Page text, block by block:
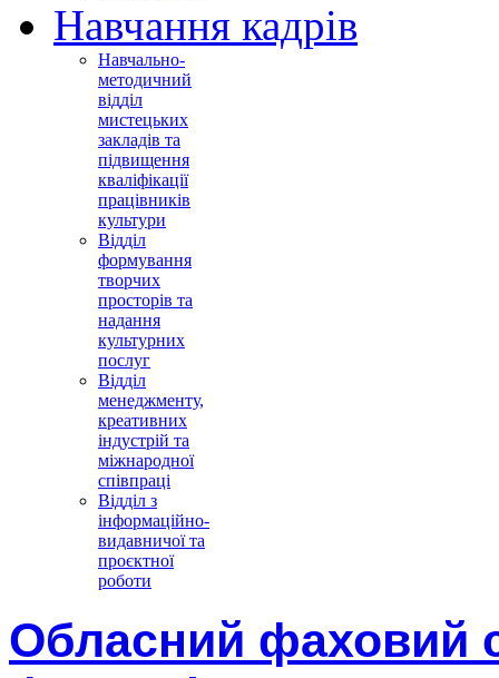
Навчання кадрів
Навчально-
методичний
відділ
мистецьких
закладів та
підвищення
кваліфікації
працівників
культури
Відділ
формування
творчих
просторів та
надання
культурних
послуг
Відділ
менеджменту,
креативних
індустрій та
міжнародної
співпраці
Відділ з
інформаційно-
видавничої та
проєктної
роботи
Обласний фаховий